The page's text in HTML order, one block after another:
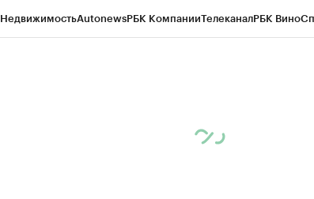
НедвижимостьAutonewsРБК КомпанииТелеканалРБК Вино